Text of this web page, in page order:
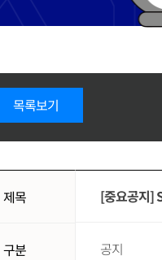
목록보기
제목 [중요공지]
구분 공지